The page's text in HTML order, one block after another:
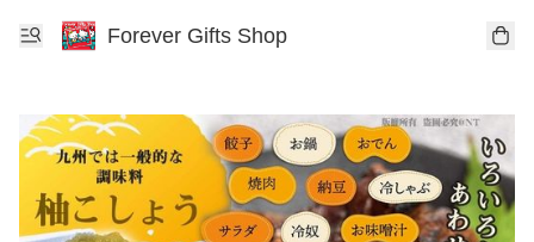
Forever Gifts Shop